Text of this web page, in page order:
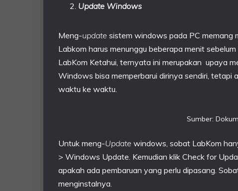
Update Windows
Meng-update sistem windows pada PC memang
Labkom harus menunggu beberapa menit
LabKom Ketahui, ternyata ini merupakan upaya
Windows bisa memperbarui dirinya sendiri, tetapi
waktu ke waktu.
Sumber:
Untuk meng-Update windows, sobat LabKom
> Windows Update. Kemudian klik Check for
apakah ada pembaruan yang perlu dipasang.
menginstalnya.